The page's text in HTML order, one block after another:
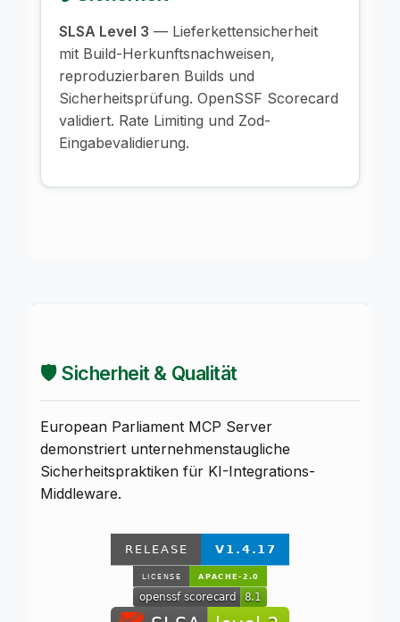
SLSA Level 3 — Lieferkettensicherheit
mit Build-Herkunftsnachweisen,
reproduzierbaren Builds und
Sicherheitsprüfung. OpenSSF Scorecard
validiert. Rate Limiting und Zod-
Eingabevalidierung.
🛡️ Sicherheit & Qualität
European Parliament MCP Server
demonstriert unternehmenstaugliche
Sicherheitspraktiken für KI-Integrations-
Middleware.